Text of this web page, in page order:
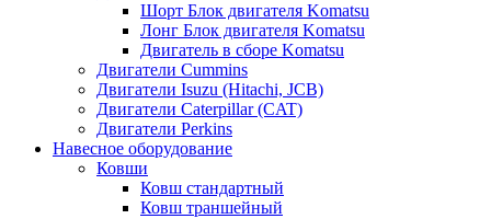
Шорт Блок двигателя Komatsu
Лонг Блок двигателя Komatsu
Двигатель в сборе Komatsu
Двигатели Cummins
Двигатели Isuzu (Hitachi, JCB)
Двигатели Caterpillar (CAT)
Двигатели Perkins
Навесное оборудование
Ковши
Ковш стандартный
Ковш траншейный